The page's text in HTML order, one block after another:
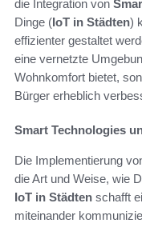
die Integration von
Dinge (IoT in Städten)
effizienter gestaltet
eine vernetzte
Wohnkomfort bietet,
Bürger erheblich
Smart Technologies
Die Implementierung
die Art und Weise, wie
IoT in Städten schafft
miteinander